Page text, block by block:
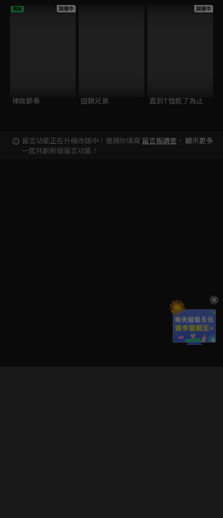
跟播中
獨家
律政節奏 田鎖兄弟
跟播中
直到T恤乾了為止
留言功能正在升級改版中！邀請你填寫 留言板調查 ，
一起共創新版留言功能！
顯示更多